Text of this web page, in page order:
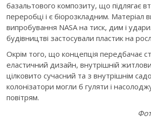
базальтового композиту, що підлягає
переробці і є біорозкладним. Матеріал
випробування NASA на тиск, дим і
будівництві застосували пластик на
Окрім того, що концепція передбачає
еластичний дизайн, внутрішній
цілковито сучасний та з внутрішнім
колонізатори могли б гуляти і
повітрям.